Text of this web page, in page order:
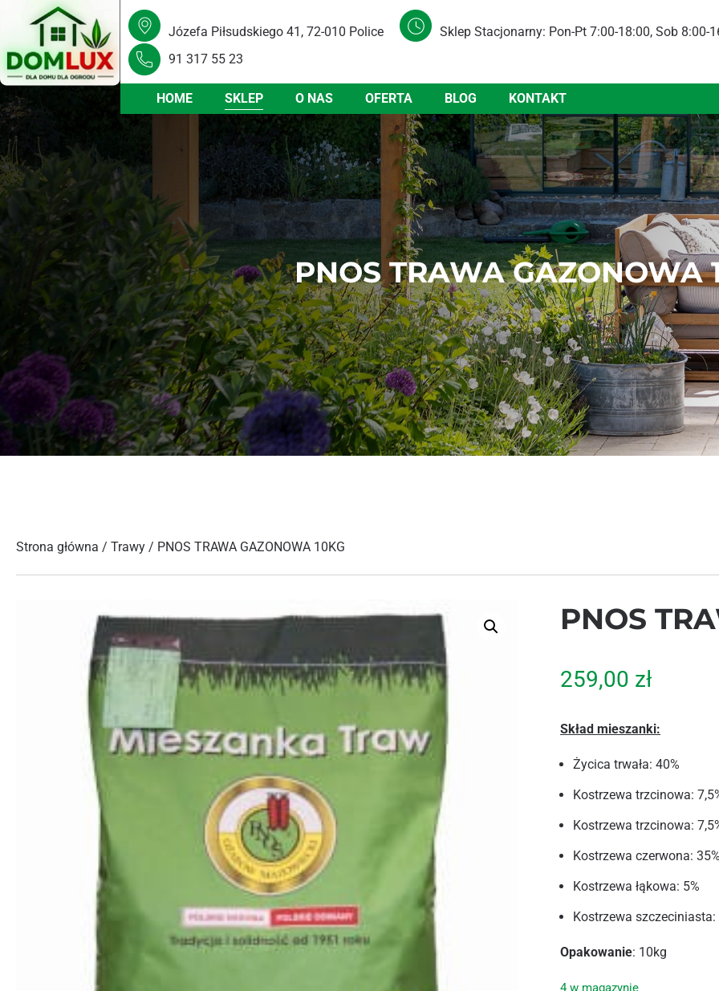
Józefa Piłsudskiego 41, 72-010 Police Sklep Stacjonarny: Pon-Pt 7:00-18:00, Sob 8:00-
91 317 55 23
HOME SKLEP O NAS OFERTA BLOG KONTAKT
PNOS TRAWA GAZONOWA
Strona główna / Trawy / PNOS TRAWA GAZONOWA 10KG
PNOS
259,00 zł
Skład mieszanki:
Życica trwała: 40%
Kostrzewa trzcinowa:
Kostrzewa trzcinowa:
Kostrzewa czerwona: 35%
Kostrzewa łąkowa: 5%
Kostrzewa szczeciniasta:
Opakowanie: 10kg
4 w magazynie